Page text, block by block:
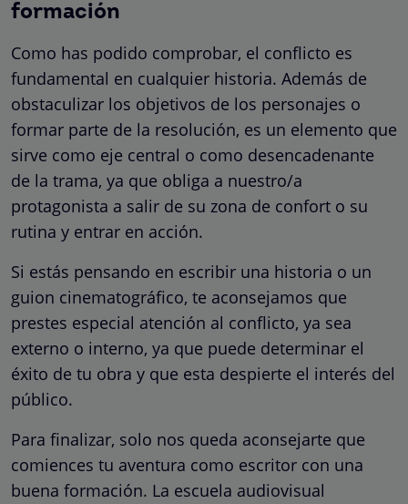
formación
Como has podido comprobar, el conflicto es
fundamental en cualquier historia. Además de
obstaculizar los objetivos de los personajes o
formar parte de la resolución, es un elemento que
sirve como eje central o como desencadenante
de la trama, ya que obliga a nuestro/a
protagonista a salir de su zona de confort o su
rutina y entrar en acción.
Si estás pensando en escribir una historia o un
guion cinematográfico, te aconsejamos que
prestes especial atención al conflicto, ya sea
externo o interno, ya que puede determinar el
éxito de tu obra y que esta despierte el interés del
público.
Para finalizar, solo nos queda aconsejarte que
comiences tu aventura como escritor con una
buena formación. La escuela audiovisual